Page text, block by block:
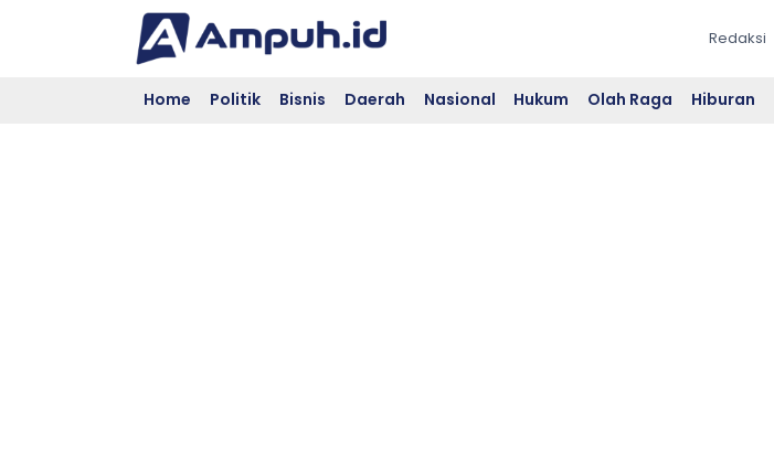
Redaksi
Home Politik Bisnis Daerah Nasional Hukum Olah Raga Hiburan